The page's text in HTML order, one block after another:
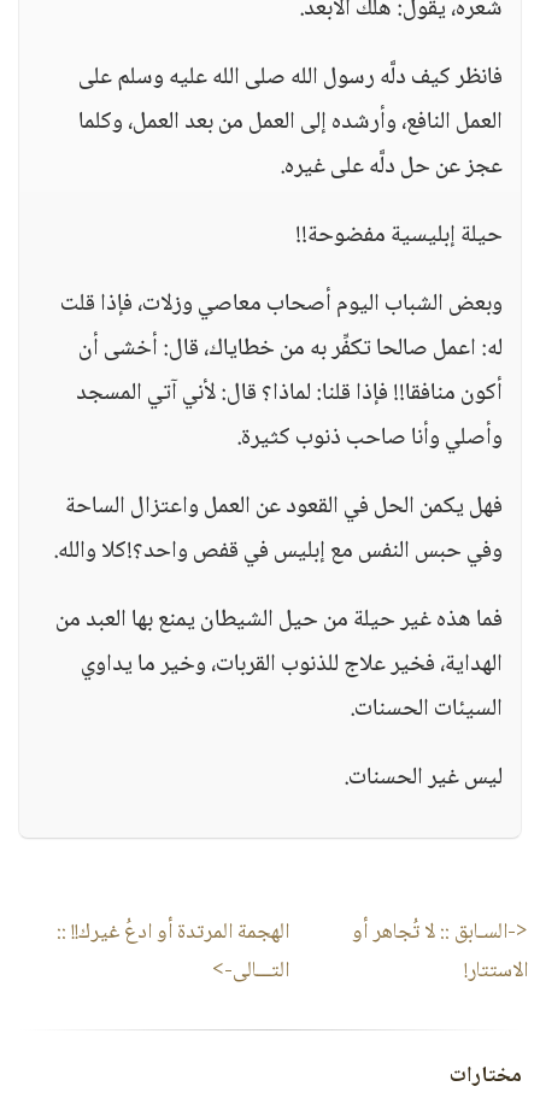
شعره، يقول: هلك الأبعد.
فانظر كيف دلَّه رسول الله صلى الله عليه وسلم على
العمل النافع، وأرشده إلى العمل من بعد العمل، وكلما
عجز عن حل دلَّه على غيره.
حيلة إبليسية مفضوحة!!
وبعض الشباب اليوم أصحاب معاصي وزلات، فإذا قلت
له: اعمل صالحا تكفِّر به من خطاياك، قال: أخشى أن
أكون منافقا!! فإذا قلنا: لماذا؟ قال: لأني آتي المسجد
وأصلي وأنا صاحب ذنوب كثيرة.
فهل يكمن الحل في القعود عن العمل واعتزال الساحة
وفي حبس النفس مع إبليس في قفص واحد؟!كلا والله.
فما هذه غير حيلة من حيل الشيطان يمنع بها العبد من
الهداية، فخير علاج للذنوب القربات، وخير ما يداوي
السيئات الحسنات.
ليس غير الحسنات.
<-السـابق ::لا تُجاهر أو
الاستتار!
الهجمة المرتدة أو ادعُ غيرك!!::
التـــالى->
مختارات